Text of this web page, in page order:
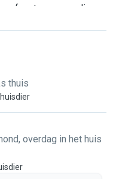
af en toe op een lieve
en te wandelen.
wil ik liever alleen
formaat (zoals
om medicatie toe
en
pup zijn en nog niet
thuis
overdag in het huis